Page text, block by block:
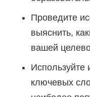
Проведите
выяснить,
вашей
Используйте
ключевых